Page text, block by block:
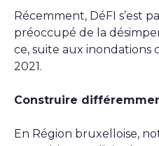
Récemment, DéFI s’est
préoccupé de la
ce, suite aux
2021.
Construire
En Région bruxelloise,